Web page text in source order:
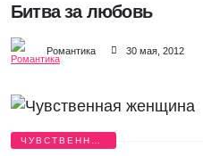
Битва за любовь
Романтика 30 мая, 2012
ЧУВСТВЕННАЯ